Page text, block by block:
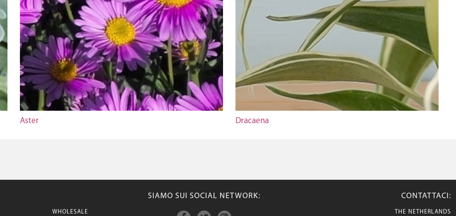
Aster Dracaena
WHOLESALE
SIAMO SUI SOCIAL NETWORK: CONTATTACI:
THE NETHERLANDS